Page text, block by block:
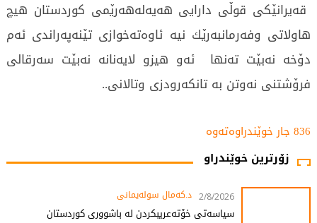
قەیرانێكی قوڵی دارایی هەیەلەهەرێمی كوردستان هیچ
هاولاتی وفەرمانبەرێك نیە ئاوەتەخوازی تێنەپەراندی ئەم
دۆخە نەبێت تەنها ئەو هیزو لایەنانە نەبێت سەرقالی
فرۆشتنی نەوتن بە تانکەرودزی وتالانی..
836 جار خوێندراوەتەوە
زۆرترین خوێندراو
2/8/2026 د.کەمال سولەیمانی
سیاسەتی خۆتەعریبکردن لە باشووری کوردستان